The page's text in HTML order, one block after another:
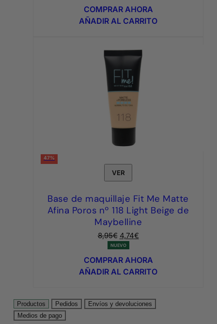
original
era:
6,95€.
actual
es:
3,95€.
COMPRAR AHORA
AÑADIR AL CARRITO
47%
VER
Base de maquillaje Fit Me Matte
Afina Poros nº 118 Light Beige de
Maybelline
8,95€ El
precio
original
era:
8,95€.
4,74€El
actual
es:
4,74€.
NUEVO
COMPRAR AHORA
AÑADIR AL CARRITO
Productos Pedidos
Envíos y devoluciones
Medios de pago